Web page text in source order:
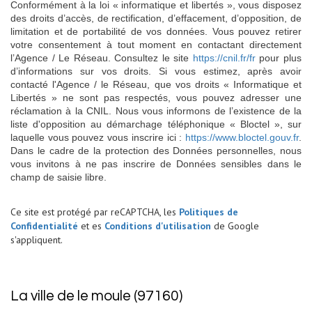
Conformément à la loi « informatique et libertés », vous disposez
des droits d’accès, de rectification, d’effacement, d’opposition, de
limitation et de portabilité de vos données. Vous pouvez retirer
votre consentement à tout moment en contactant directement
l’Agence / Le Réseau. Consultez le site https://cnil.fr/frpour plus
d’informations sur vos droits. Si vous estimez, après avoir
contacté l'Agence / le Réseau, que vos droits « Informatique et
Libertés » ne sont pas respectés, vous pouvez adresser une
réclamation à la CNIL. Nous vous informons de l’existence de la
liste d'opposition au démarchage téléphonique « Bloctel », sur
laquelle vous pouvez vous inscrire ici : https://www.bloctel.gouv.fr.
Dans le cadre de la protection des Données personnelles, nous
vous invitons à ne pas inscrire de Données sensibles dans le
champ de saisie libre.
Ce site est protégé par reCAPTCHA, les Politiques de
Confidentialité et es Conditions d'utilisation de Google
s'appliquent.
la ville de le moule (97160)